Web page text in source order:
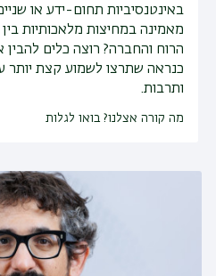
באינטנסיביות תחום-ידע או
מאמינה במחיצות מלאכותיות
הרוח והחברה? רוצה כלים
כנראה שתרצו לשמוע קצת יותר
ותרבות.
מה קורה אצלנו? בואו לגלות